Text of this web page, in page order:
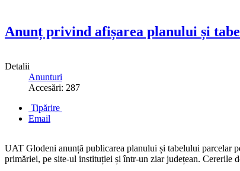
Anunț privind afișarea planului și
Detalii
Anunturi
Accesări: 287
Tipărire
Email
UAT Glodeni anunță publicarea planului și tabelului parcelar
primăriei, pe site-ul instituției și într-un ziar județean. Cererile